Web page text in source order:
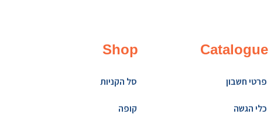
Catalogue
פרטי חשבון
כלי הגשה
Shop
סל הקניות
קופה